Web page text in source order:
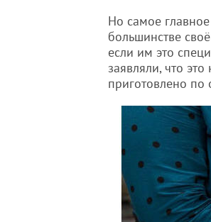
Но самое
большинстве
если им это
заявляли, что
приготовлено по